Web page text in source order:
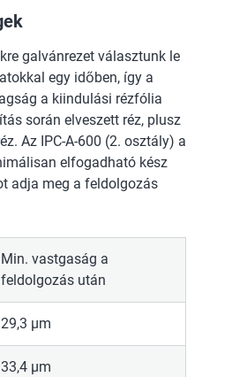
galvánrezet választunk le
egy időben, így a
a kiindulási rézfólia
során elveszett réz, plusz
Az IPC-A-600 (2. osztály) a
elfogadható kész
adja meg a feldolgozás
Min. vastgaság a
feldolgozás után
29,3 µm
33,4 µm